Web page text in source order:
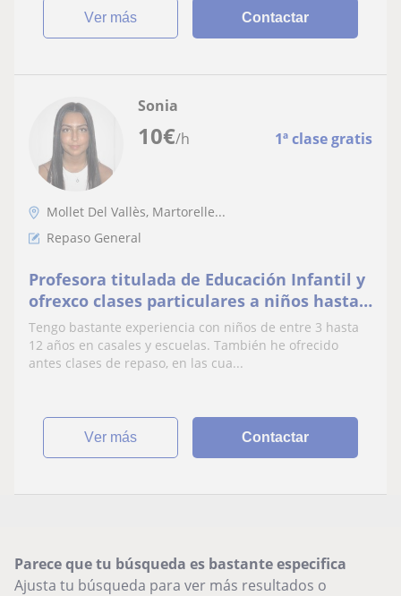
ver más Contactar
10€/h 1ª clase gratis
Sonia
Mollet Del Vallès, Martorelle...
Repaso General
Profesora titulada de Educación Infantil y
ofrexco clases particulares a niños hasta
los 17 años.
Tengo bastante experiencia con niños de entre 3 hasta
12 años en casales y escuelas. También he ofrecido
antes clases de repaso, en las cua...
ver más Contactar
Parece que tu búsqueda es bastante especifica
Ajusta tu búsqueda para ver más resultados o